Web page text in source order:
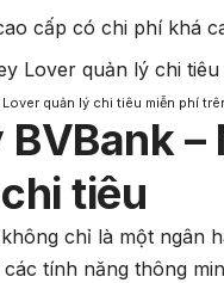
cấp có chi phí khá
quản lý chi tiêu miễn phí
tiêu
chỉ là một ngân
tính năng thông